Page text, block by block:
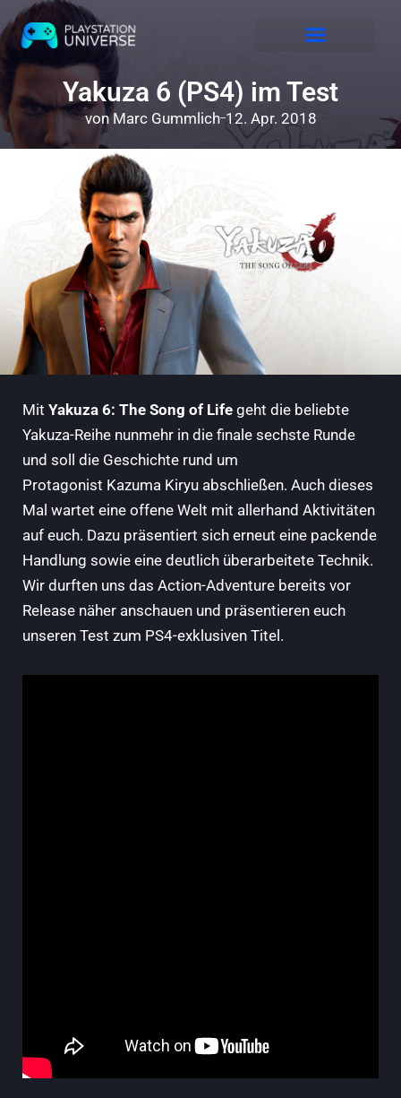
Yakuza 6 (PS4) im Test
vonMarc Gummlich 12. Apr. 2018
Mit Yakuza 6: The Song of Life geht die beliebte
Yakuza-Reihe nunmehr in die finale sechste Runde
und soll die Geschichte rund um
Protagonist Kazuma Kiryu abschließen. Auch dieses
Mal wartet eine offene Welt mit allerhand Aktivitäten
auf euch. Dazu präsentiert sich erneut eine packende
Handlung sowie eine deutlich überarbeitete Technik.
Wir durften uns das Action-Adventure bereits vor
Release näher anschauen und präsentieren euch
unseren Test zum PS4-exklusiven Titel.